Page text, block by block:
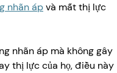
nhãn ápvà mất thị lực
nhãn áp mà không gây
thị lực của họ, điều này